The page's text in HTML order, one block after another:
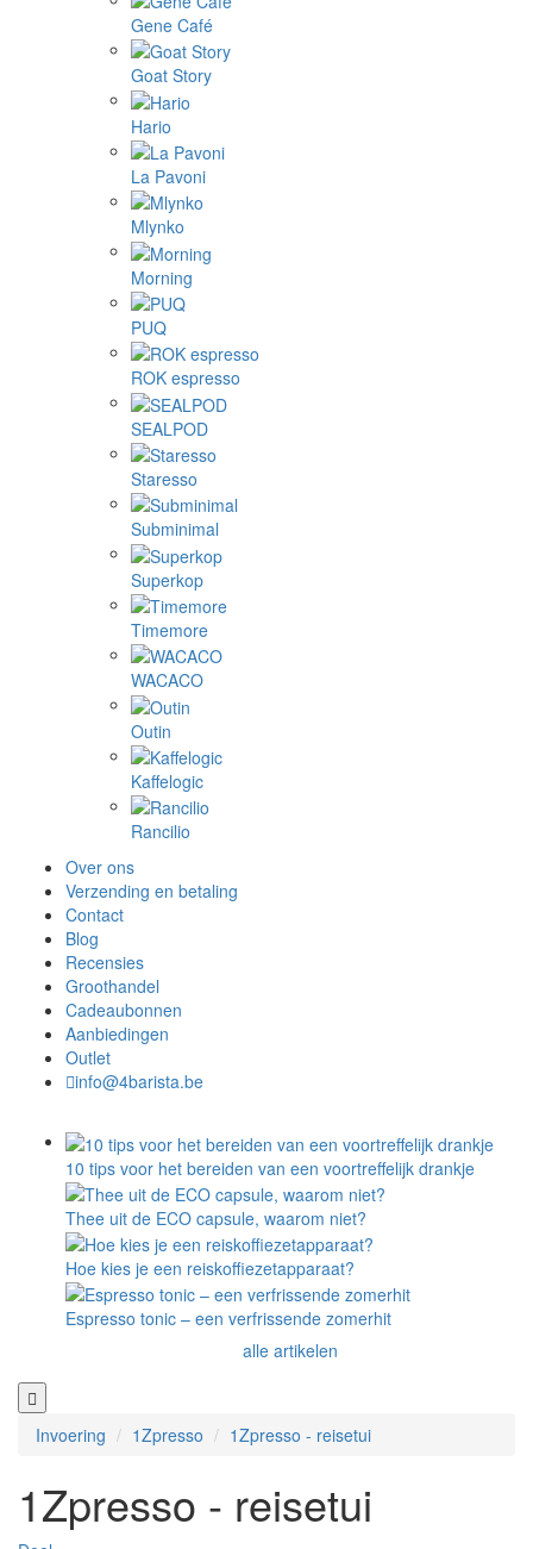
Gene Café
Goat Story
Hario
La Pavoni
Mlynko
Morning
PUQ
ROK espresso
SEALPOD
Staresso
Subminimal
Superkop
Timemore
WACACO
Outin
Kaffelogic
Rancilio
Over ons
Verzending en betaling
Contact
Blog
Recensies
Groothandel
Cadeaubonnen
Aanbiedingen
Outlet
info@4barista.be
10 tips voor het bereiden van een voortreffelijk drankje
Thee uit de ECO capsule, waarom niet?
Hoe kies je een reiskoffiezetapparaat?
Espresso tonic – een verfrissende zomerhit
alle artikelen
Invoering 1Zpresso 1Zpresso - reisetui
1Zpresso - reisetui